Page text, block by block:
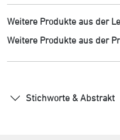
Weitere Produkte aus der
Weitere Produkte aus der
Stichworte & Abstrakt